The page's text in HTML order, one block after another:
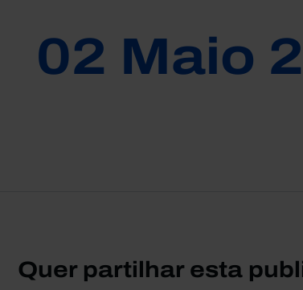
02 Maio
Quer partilhar esta